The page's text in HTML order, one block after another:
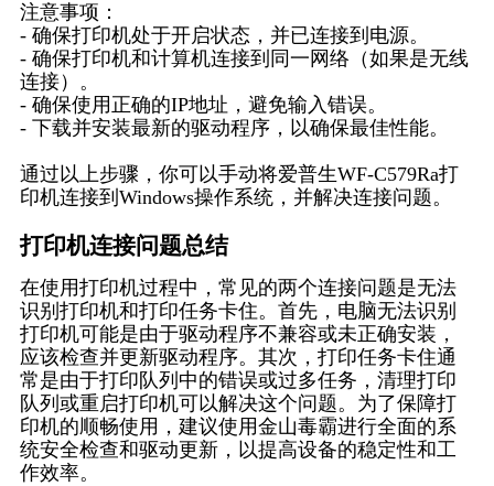
注意事项：
- 确保打印机处于开启状态，并已连接到电源。
- 确保打印机和计算机连接到同一网络（如果是无线
连接）。
- 确保使用正确的IP地址，避免输入错误。
- 下载并安装最新的驱动程序，以确保最佳性能。
通过以上步骤，你可以手动将爱普生WF-C579Ra打
印机连接到Windows操作系统，并解决连接问题。
打印机连接问题总结
在使用打印机过程中，常见的两个连接问题是无法
识别打印机和打印任务卡住。首先，电脑无法识别
打印机可能是由于驱动程序不兼容或未正确安装，
应该检查并更新驱动程序。其次，打印任务卡住通
常是由于打印队列中的错误或过多任务，清理打印
队列或重启打印机可以解决这个问题。为了保障打
印机的顺畅使用，建议使用金山毒霸进行全面的系
统安全检查和驱动更新，以提高设备的稳定性和工
作效率。